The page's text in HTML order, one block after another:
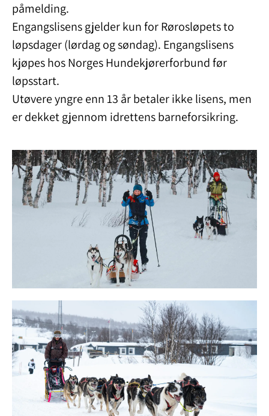
påmelding.
Engangslisens gjelder kun for Rørosløpets to
løpsdager (lørdag og søndag). Engangslisens
kjøpes hos Norges Hundekjørerforbund før
løpsstart.
Utøvere yngre enn 13 år betaler ikke lisens, men
er dekket gjennom idrettens barneforsikring.